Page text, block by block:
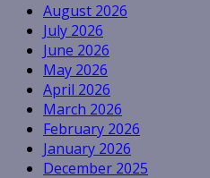
August 2026
July 2026
June 2026
May 2026
April 2026
March 2026
February 2026
January 2026
December 2025